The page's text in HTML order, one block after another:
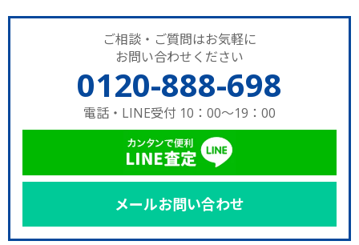
ご相談・ご質問はお気軽に
お問い合わせください
0120-888-698
電話・LINE受付 10：00～19：00
メールお問い合わせ